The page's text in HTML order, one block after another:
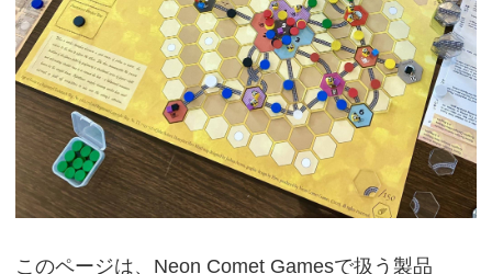
このページは、Neon Comet Gamesで扱う製品